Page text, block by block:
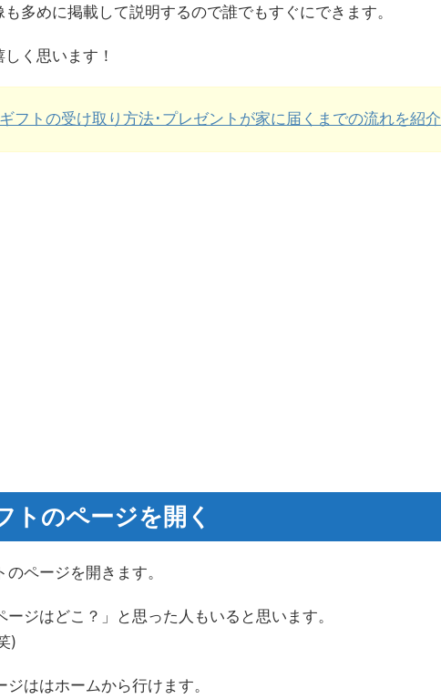
多めに掲載して説明するので誰でもすぐにできます。
く思います！
フトの受け取り方法･プレゼントが家に届くまでの流れを紹介
トのページを開く
のページを開きます。
ージはどこ？」と思った人もいると思います。
)
ははホームから行けます。